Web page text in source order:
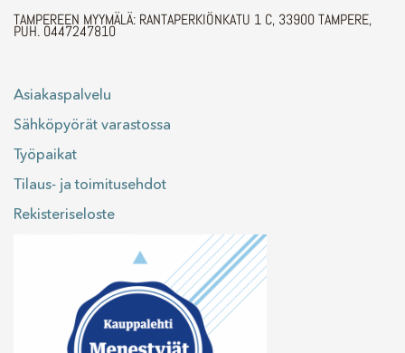
TAMPEREEN MYYMÄLÄ: RANTAPERKIÖNKATU 1 C, 33900 TAMPERE,
PUH. 0447247810
Asiakaspalvelu
Sähköpyörät varastossa
Työpaikat
Tilaus- ja toimitusehdot
Rekisteriseloste